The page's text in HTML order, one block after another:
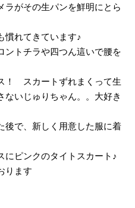
ラがその生パンを鮮明にとら
慣れてきています♪
ントチラや四つん這いで腰を
！ スカートずれまくって生
いじゅりちゃん。。大好き
後で、新しく用意した服に着
にピンクのタイトスカート♪
ります